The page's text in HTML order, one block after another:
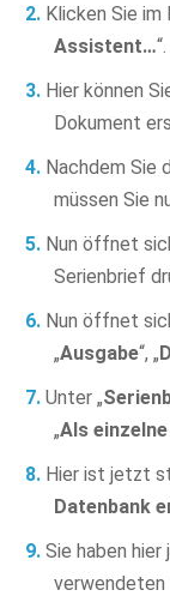
Klicken Sie im
Assistent…“.
Hier können
Dokument
Nachdem Sie
müssen Sie
Nun öffnet
Serienbrief
Nun öffnet
„Ausgabe“, „
Unter „
„Als
Hier ist jetzt
Datenbank
Sie haben
verwendeten